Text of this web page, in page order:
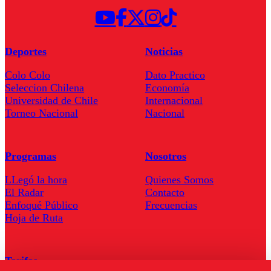
Deportes
Colo Colo
Seleccion Chilena
Universidad de Chile
Torneo Nacional
Noticias
Dato Practico
Economía
Internacional
Nacional
Programas
LLegó la hora
El Radar
Enfoqué Público
Hoja de Ruta
Nosotros
Quienes Somos
Contacto
Frecuencias
Tarifas